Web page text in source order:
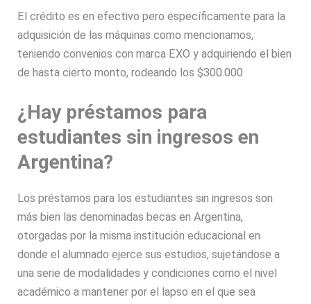
El crédito es en efectivo pero específicamente para la
adquisición de las máquinas como mencionamos,
teniendo convenios con marca EXO y adquiriendo el bien
de hasta cierto monto, rodeando los $300.000
¿Hay préstamos para
estudiantes sin ingresos en
Argentina?
Los préstamos para los estudiantes sin ingresos son
más bien las denominadas becas en Argentina,
otorgadas por la misma institución educacional en
donde el alumnado ejerce sus estudios, sujetándose a
una serie de modalidades y condiciones como el nivel
académico a mantener por el lapso en el que sea